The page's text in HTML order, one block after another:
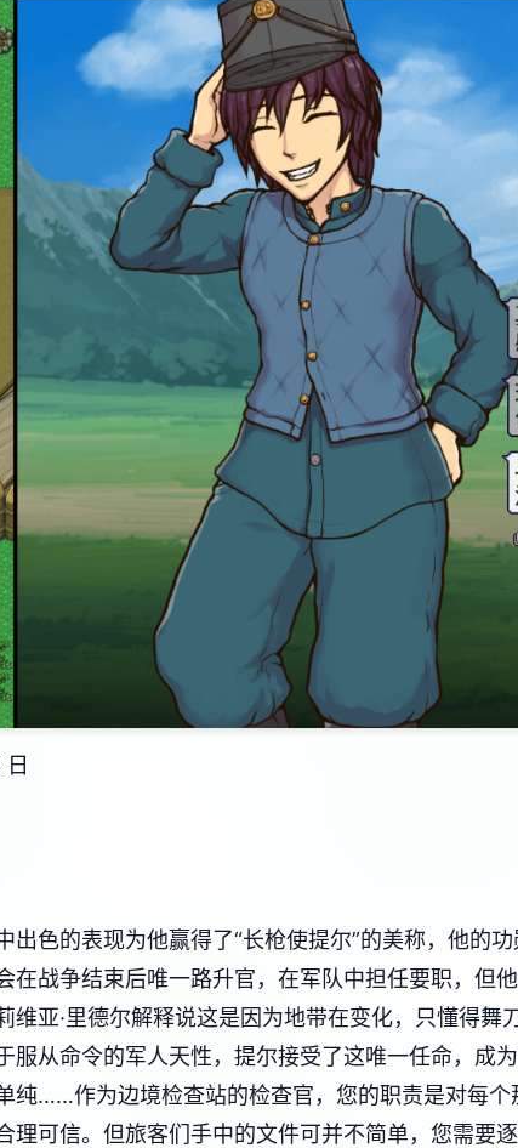
出色的表现为他赢得了“长枪使提尔”的美称，他的
在战争结束后唯一路升官，在军队中担任要职，
维亚·里德尔解释说这是因为地带在变化，只懂得
服从命令的军人天性，提尔接受了这唯一任命，成
纯……作为边境检查站的检查官，您的职责是对每
理可信。但旅客们手中的文件可并不简单，您需要